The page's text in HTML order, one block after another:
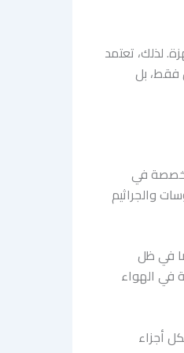
لذلك، تعتمد
فقط، بل
في
والجراثيم
في ظل
في الهواء
أجزاء